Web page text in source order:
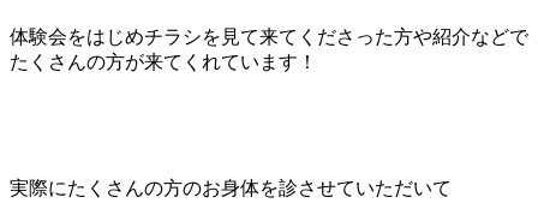
体験会をはじめチラシを見て来てくださった方や紹介などで
たくさんの方が来てくれています！
実際にたくさんの方のお身体を診させていただいて